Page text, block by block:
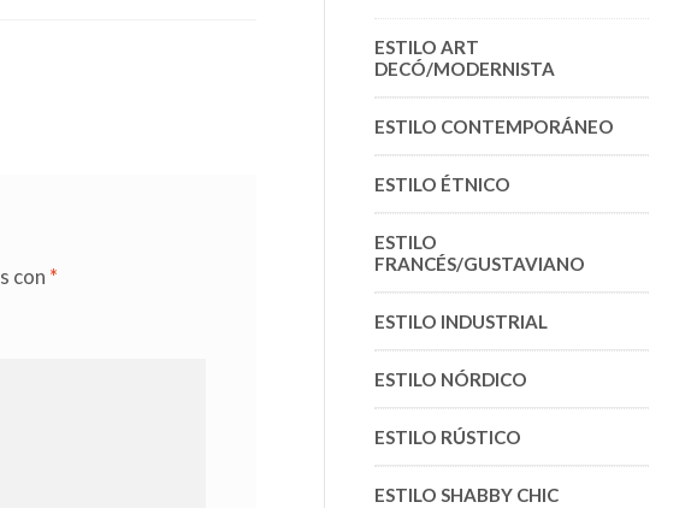
con *
ESTILO ART
DECÓ/MODERNISTA
ESTILO CONTEMPORÁNEO
ESTILO ÉTNICO
ESTILO
FRANCÉS/GUSTAVIANO
ESTILO INDUSTRIAL
ESTILO NÓRDICO
ESTILO RÚSTICO
ESTILO SHABBY CHIC